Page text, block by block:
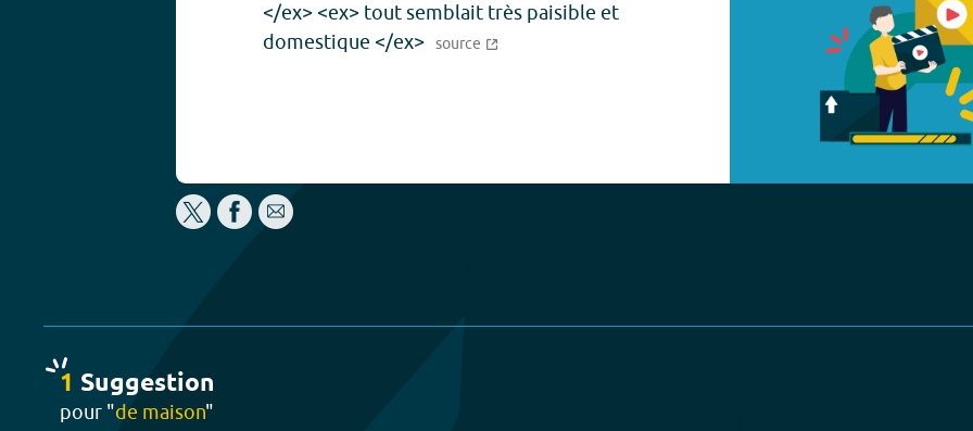
</ex> <ex> tout semblait très paisible et
domestique </ex> source
1 Suggestion
pour "de maison"